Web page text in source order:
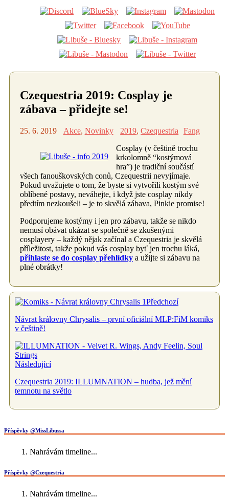
Czequestria 2019: Cosplay je
zábava – přidejte se!
25. 6. 2019 Akce, Novinky 2019,Czequestria
Fang
Cosplay (v češtině trochu
krkolomně “kostýmová
hra”) je tradiční součástí
všech fanouškovských conů, Czequestrii nevyjímaje.
Pokud uvažujete o tom, že byste si vytvořili kostým své
oblíbené postavy, neváhejte, i když jste cosplay nikdy
předtím nezkoušeli – je to skvělá zábava, Pinkie promise!
Podporujeme kostýmy i jen pro zábavu, takže se nikdo
nemusí obávat ukázat se společně se zkušenými
cosplayery – každý nějak začínal a Czequestria je skvělá
příležitost, takže pokud vás cosplay byť jen trochu láká,
přihlaste se do cosplay přehlídky a užijte si zábavu na
plné obrátky!
Předchozí
Návrat královny Chrysalis – první oficiální MLP:FiM komiks
v češtině!
Následující
Czequestria 2019: ILLUMNATION – hudba, jež mění
temnotu na světlo
Příspěvky @MissLibussa
Nahrávám timeline...
Příspěvky @Czequestria
Nahrávám timeline...